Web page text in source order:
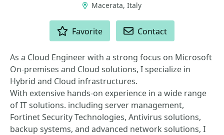
Macerata, Italy
Favorite Contact
As a Cloud Engineer with a strong focus on Microsoft
On-premises and Cloud solutions, I specialize in
Hybrid and Cloud infrastructures.
With extensive hands-on experience in a wide range
of IT solutions. including server management,
Fortinet Security Technologies, Antivirus solutions,
backup systems, and advanced network solutions, I